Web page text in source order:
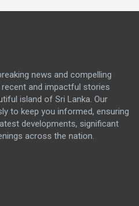
news and compelling
and impactful stories
island of Sri Lanka. Our
to keep you informed, ensuring
developments, significant
across the nation.